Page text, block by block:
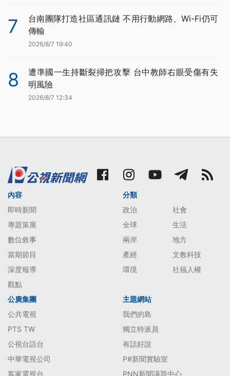
7
台南團隊打造社區通訊鏈 不用行動網路、Wi-Fi仍可
傳輸
2026/8/7 19:40
8
遭準國一生持斷裂掃把攻擊 台中教師右眼受傷有失
明風險
2026/8/7 12:34
內容
即時新聞
專題策展
數位敘事
當期節目
深度報導
觀點
分類
政治
社會
全球
生活
兩岸
地方
產經
文教科技
環境
社福人權
公廣集團
公共電視
PTS TW
公視台語台
中華電視公司
客家電視台
主題網站
我們的島
獨立特派員
有話好說
P#新聞實驗室
PNN新聞議題中心